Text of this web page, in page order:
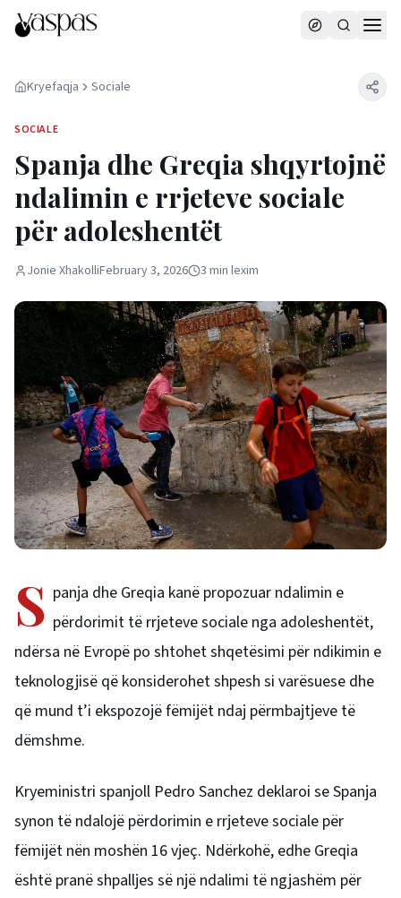
Kryefaqja Sociale
SOCIALE
Spanja dhe Greqia shqyrtojnë
ndalimin e rrjeteve sociale
për adoleshentët
Jonie XhakolliFebruary 3, 2026 3 min lexim
S panja dhe Greqia kanë propozuar ndalimin e
përdorimit të rrjeteve sociale nga adoleshentët,
ndërsa në Evropë po shtohet shqetësimi për ndikimin e
teknologjisë që konsiderohet shpesh si varësuese dhe
që mund t’i ekspozojë fëmijët ndaj përmbajtjeve të
dëmshme.
Kryeministri spanjoll Pedro Sanchez deklaroi se Spanja
synon të ndalojë përdorimin e rrjeteve sociale për
fëmijët nën moshën 16 vjeç. Ndërkohë, edhe Greqia
është pranë shpalljes së një ndalimi të ngjashëm për